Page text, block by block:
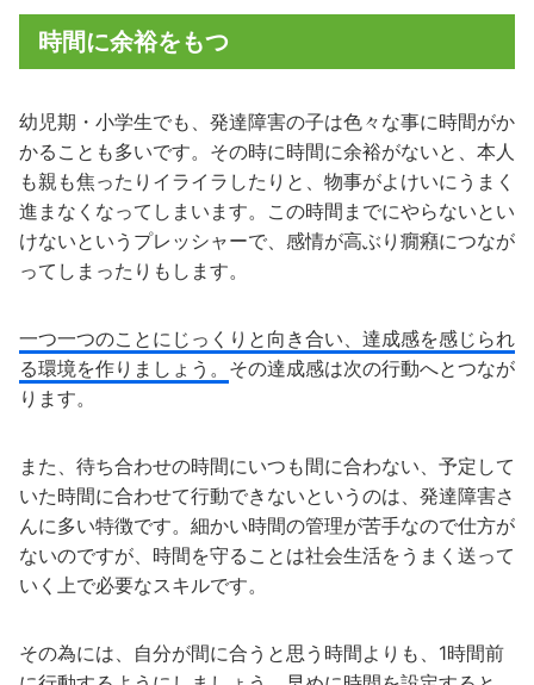
時間に余裕をもつ
幼児期・小学生でも、発達障害の子は色々な事に時間がか
かることも多いです。その時に時間に余裕がないと、本人
も親も焦ったりイライラしたりと、物事がよけいにうまく
進まなくなってしまいます。この時間までにやらないとい
けないというプレッシャーで、感情が高ぶり癇癪につなが
ってしまったりもします。
一つ一つのことにじっくりと向き合い、達成感を感じられ
る環境を作りましょう。 その達成感は次の行動へとつなが
ります。
また、待ち合わせの時間にいつも間に合わない、予定して
いた時間に合わせて行動できないというのは、発達障害さ
んに多い特徴です。細かい時間の管理が苦手なので仕方が
ないのですが、時間を守ることは社会生活をうまく送って
いく上で必要なスキルです。
その為には、自分が間に合うと思う時間よりも、1時間前